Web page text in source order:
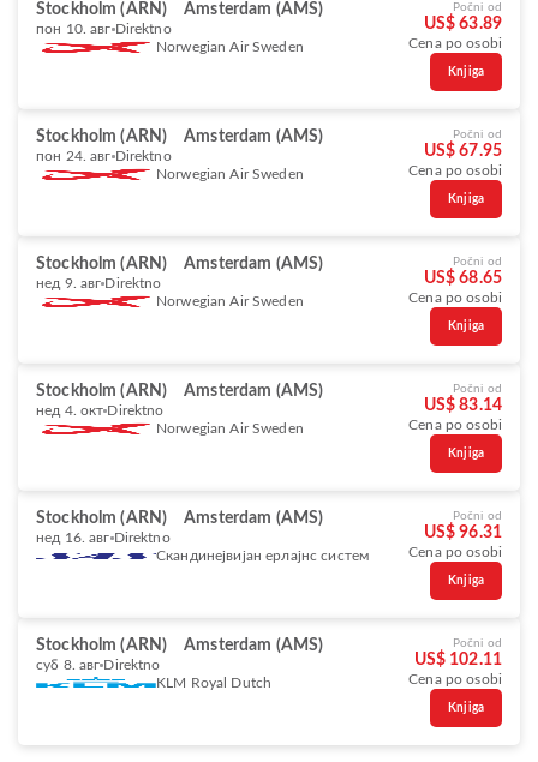
Stockholm (ARN) Amsterdam (AMS)
пон 10. авг Direktno
Norwegian Air Sweden
Počni od
US$ 63.89
Cena po osobi
Knjiga
Stockholm (ARN) Amsterdam (AMS)
пон 24. авг Direktno
Norwegian Air Sweden
Počni od
US$ 67.95
Cena po osobi
Knjiga
Stockholm (ARN) Amsterdam (AMS)
нед 9. авг Direktno
Norwegian Air Sweden
Počni od
US$ 68.65
Cena po osobi
Knjiga
Stockholm (ARN) Amsterdam (AMS)
нед 4. окт Direktno
Norwegian Air Sweden
Počni od
US$ 83.14
Cena po osobi
Knjiga
Stockholm (ARN) Amsterdam (AMS)
нед 16. авг Direktno
Скандинејвијан ерлајнс систем
Počni od
US$ 96.31
Cena po osobi
Knjiga
Stockholm (ARN) Amsterdam (AMS)
суб 8. авг Direktno
KLM Royal Dutch
Počni od
US$ 102.11
Cena po osobi
Knjiga